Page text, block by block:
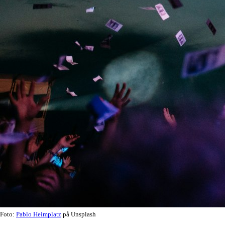
Foto: Pablo Heimplatz på Unsplash